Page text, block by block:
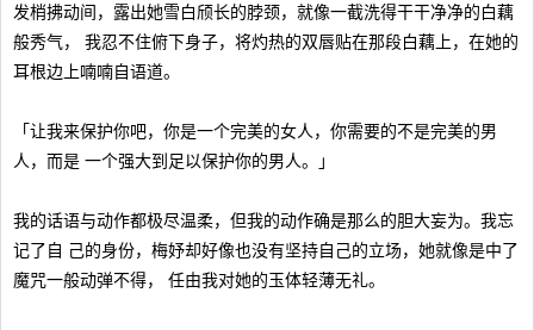
发梢拂动间，露出她雪白颀长的脖颈，就像一截洗得干干净净的白藕
般秀气， 我忍不住俯下身子，将灼热的双唇贴在那段白藕上，在她的
耳根边上喃喃自语道。
「让我来保护你吧，你是一个完美的女人，你需要的不是完美的男
人，而是 一个强大到足以保护你的男人。」
我的话语与动作都极尽温柔，但我的动作确是那么的胆大妄为。我忘
记了自 己的身份，梅妤却好像也没有坚持自己的立场，她就像是中了
魔咒一般动弹不得， 任由我对她的玉体轻薄无礼。